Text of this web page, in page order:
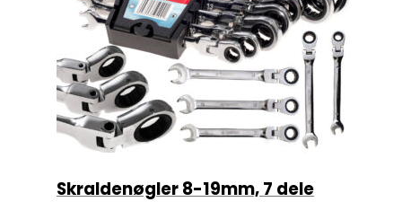
Skraldenøgler 8-19mm, 7 dele